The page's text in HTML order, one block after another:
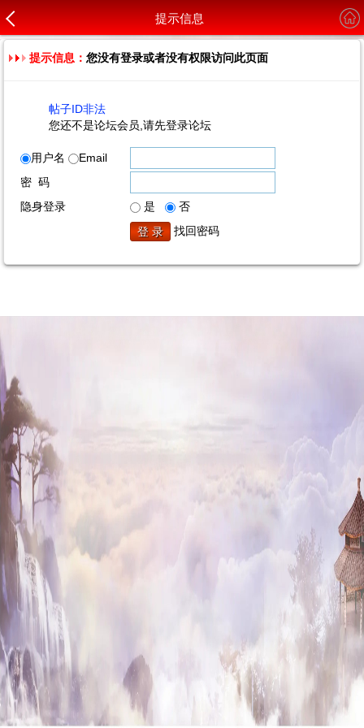
提示信息
提示信息：您没有登录或者没有权限访问此页面
帖子ID非法
您还不是论坛会员,请先登录论坛
用户名
Email
密 码
隐身登录
是
否
找回密码